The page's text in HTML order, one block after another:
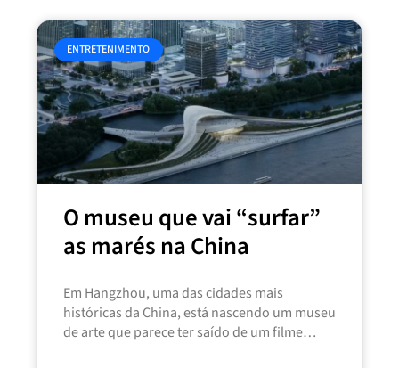
ENTRETENIMENTO
O museu que vai “surfar”
as marés na China
Em Hangzhou, uma das cidades mais
históricas da China, está nascendo um museu
de arte que parece ter saído de um filme